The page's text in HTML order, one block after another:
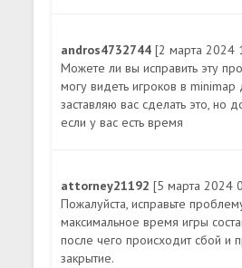
andros4732744[2 марта 2024
Можете ли вы исправить эту
могу видеть игроков в minimap
заставляю вас сделать это, но
если у вас есть время
attorney21192[5 марта 2024
Пожалуйста, исправьте
максимальное время игры
после чего происходит сбой и
закрытие.